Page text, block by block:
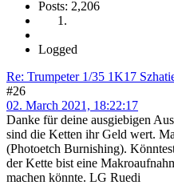
Posts: 2,206
Logged
Re: Trumpeter 1/35 1K17
#26
02. March 2021, 18:22:17
Danke für deine ausgiebigen
sind die Ketten ihr Geld wert.
(Photoetch Burnishing).
der Kette bist eine
machen könnte. LG Ruedi